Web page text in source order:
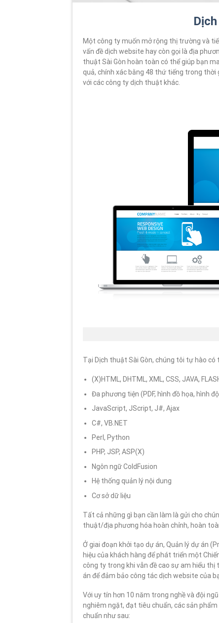
Một công ty muốn mở rộng thị trường và
vấn đề dịch website hay còn gọi là địa
thuật Sài Gòn hoàn toàn có thể giúp bạn
quả, chính xác bằng 48 thứ tiếng trong
với các công ty dịch thuật khác.
Dịch
Tại Dịch thuật Sài Gòn, chúng tôi tự hào
(X)HTML, DHTML, XML, CSS, JAVA,
Đa phương tiện (PDF, hình đồ họa, hình
JavaScript, JScript, J#, Ajax
C#, VB.NET
Perl, Python
PHP, JSP, ASP(X)
Ngôn ngữ ColdFusion
Hệ thống quản lý nội dung
Cơ sở dữ liệu
Tất cả những gì bạn cần làm là gửi cho
thuật/địa phương hóa hoàn chỉnh, hoàn
Ở giai đoạn khởi tạo dự án, Quản lý dự án
hiệu của khách hàng để phát triển một
công ty trong khi vẫn đề cao sự am hiểu
án để đảm bảo công tác dịch website của
Với uy tín hơn 10 năm trong nghề và đội
nghiêm ngặt, đạt tiêu chuẩn, các sản
chuẩn như sau: